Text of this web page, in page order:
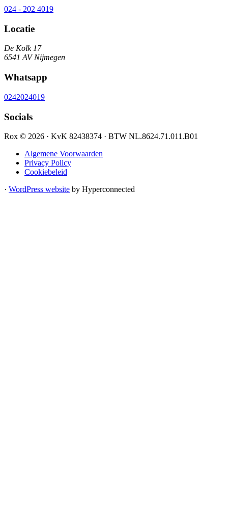
024 - 202 4019
Locatie
De Kolk 17
6541 AV Nijmegen
Whatsapp
0242024019
Socials
Rox © 2026 · KvK 82438374 · BTW NL.8624.71.011.B01
Algemene Voorwaarden
Privacy Policy
Cookiebeleid
· WordPress website by Hyperconnected